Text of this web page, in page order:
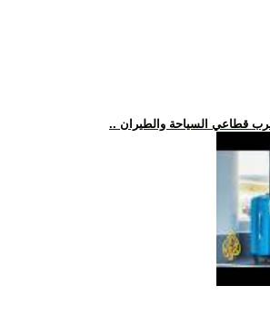
قطاعي السياحة والطيران